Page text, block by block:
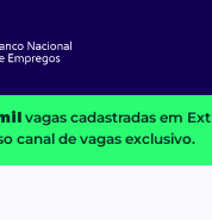
vagas cadastradas em
canal de vagas exclusivo.